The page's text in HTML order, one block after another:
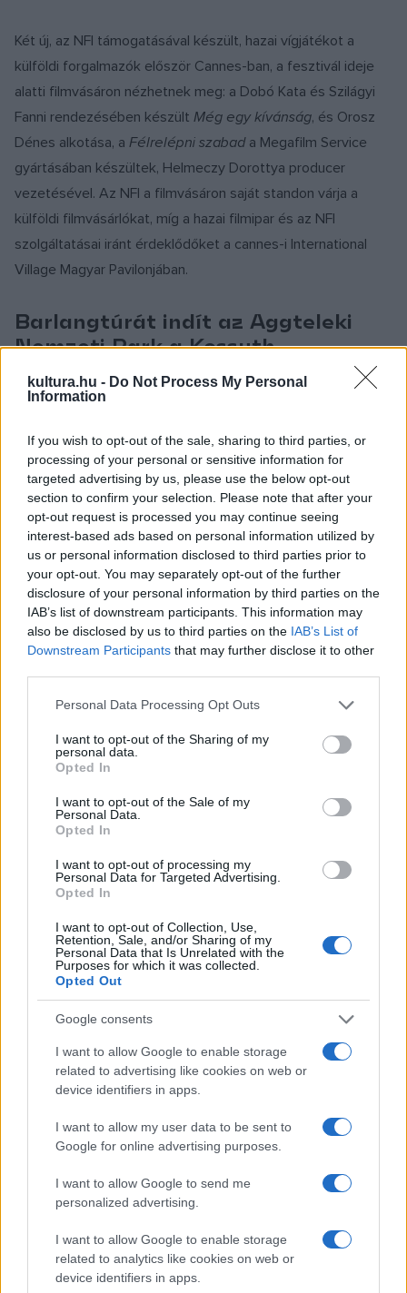
kultura.hu - Do Not Process My Personal
Information
If you wish to opt-out of the sale, sharing to third parties, or
processing of your personal or sensitive information for
targeted advertising by us, please use the below opt-out
section to confirm your selection. Please note that after your
opt-out request is processed you may continue seeing
interest-based ads based on personal information utilized by
us or personal information disclosed to third parties prior to
your opt-out. You may separately opt-out of the further
disclosure of your personal information by third parties on the
IAB’s list of downstream participants. This information may
also be disclosed by us to third parties on the IAB’s List of
Downstream Participants that may further disclose it to other
Please note that this website/app uses one or more Google
not limited to your visit or usage behaviour. You may click to
grant or deny consent to Google and its third-party tags to
use your data for below specified purposes in below Google
consent section.
Personal Data Processing Opt Outs
I want to opt-out of the Sharing of my
personal data.
Opted In
I want to opt-out of the Sale of my
Personal Data.
Opted In
I want to opt-out of processing my
Personal Data for Targeted Advertising.
Opted In
I want to opt-out of Collection, Use,
Retention, Sale, and/or Sharing of my
Personal Data that Is Unrelated with the
Purposes for which it was collected.
Opted Out
Google consents
I want to allow Google to enable storage
related to advertising like cookies on web or
device identifiers in apps.
I want to allow my user data to be sent to
Google for online advertising purposes.
I want to allow Google to send me
personalized advertising.
I want to allow Google to enable storage
related to analytics like cookies on web or
device identifiers in apps.
Két új, az NFI támogatásával készült, hazai vígjátékot a
külföldi forgalmazók először Cannes-ban, a fesztivál ideje
alatti filmvásáron nézhetnek meg: a Dobó Kata és Szilágyi
Fanni rendezésében készült Még egy kívánság, és Orosz
Dénes alkotása, a Félrelépni szabada Megafilm Service
gyártásában készültek, Helmeczy Dorottya producer
vezetésével. Az NFI a filmvásáron saját standon várja a
külföldi filmvásárlókat, míg a hazai filmipar és az NFI
szolgáltatásai iránt érdeklődőket a cannes-i International
Village Magyar Pavilonjában.
Barlangtúrát indít az Aggteleki
Nemzeti Park a Kossuth-
Borsod-Abaúj-Zemplén vármegyei Jósvafőn található
Kossuth-barlangban. Az összesen 1,2 kilométer hosszú túra
időtartama várhatóan három óra lesz, a teljesítéshez
gumicsizma vagy váltócipő, valamint terepi öltözet kötelező
– írja az MTI. A túra egészen a Reménytelen-szifonig vezet,
az odáig vezető úton pedig feszített drótkötelek segítik a
tavon való közlekedést. A barlangban a csoport tagjai saját
lámpákkal biztosítják a világítást, valamint sisak használata is
kötelező.
A túra előzetes bejelentkezés alapján indul el. Az útvonalon
kizárólag online lehet vásárolni. A túra a jósvafői Kúria
Oktatóközponttól indul, a szervezők pedig lehetőséget
biztosítanak barlangászfelszerelések bérlésére az
információs irodában akár több napra is. Mivel a
résztvevőket arra kérik, hogy Aggtelekre korábban
érkezzenek, mert Jósvafőre időben át kell érniük.
Átadták a Moholy-Nagy-díjat
Idén huszadik alkalommal adták át a Moholy-Nagy-díjat a
MOME Auditóriumában, melyet a Tavaszi címátadóval
egybekötve rendezett az egyetem – adta hírül az
intézmény. Az elismerést ezúttal egyszerre két alkotó,
származású, New Yorkban élő képzőművész, a konceptuális
művészet úttörő alakja kapta.
Az ünnepséget Kovács Csaba megbízott rektor gondolatai
nyitották, köszöntőbeszédében felidézte, hogy a díjat
2006-ban Kopek Gábor alapította, abban az évben, amikor
az egyetem Moholy-Nagy László fotográfus, festő, a